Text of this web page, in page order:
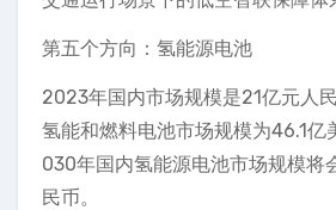
第五个方向：氢能源电池
2023年国内市场规模是21亿元人
氢能和燃料电池市场规模为46.1亿
030年国内氢能源电池市场规模将
民币。